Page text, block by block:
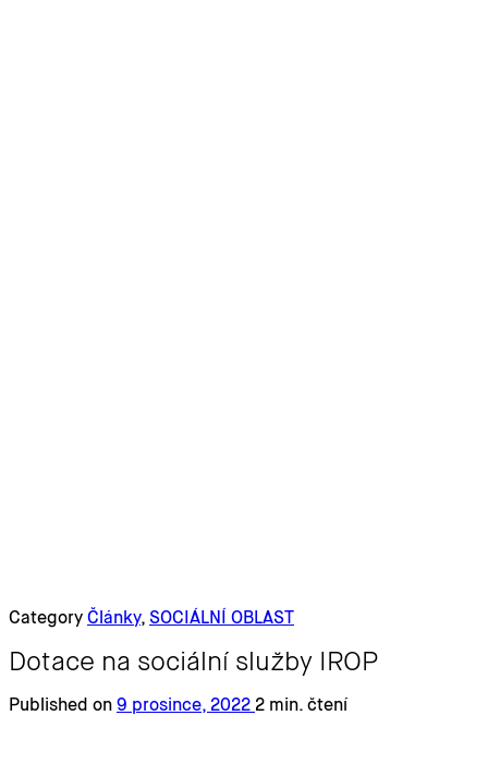
Category Články, SOCIÁLNÍ OBLAST
Dotace na sociální služby IROP
Published on 9 prosince, 2022 2 min. čtení